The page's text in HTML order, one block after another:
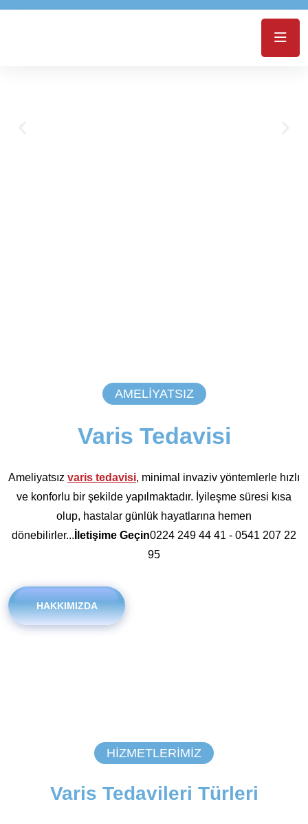
AMELIYATSIZ
Varis Tedavisi
Ameliyatsız varis tedavisi, minimal invaziv yöntemlerle hızlı
ve konforlu bir şekilde yapılmaktadır. İyileşme süresi kısa
olup, hastalar günlük hayatlarına hemen
dönebilirler... İletişime Geçin0224 249 44 41 - 0541 207 22
95
HAKKIMIZDA
HIZMETLERIMIZ
Varis Tedavileri Türleri